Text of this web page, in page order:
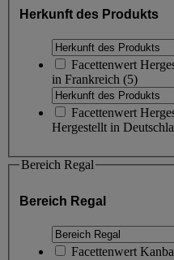
Herkunft des Produkts
Facettenwert
in Frankreich (5)
Facettenwert
Hergestellt in
Bereich Regal
Bereich Regal
Facettenwert